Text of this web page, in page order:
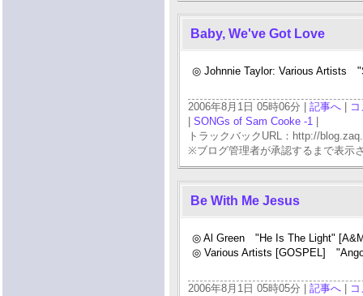
Baby, We've Got Love
◎ Johnnie Taylor: Various Artists
2006年8月1日 05時06分 | 記事へ
SONGs of Sam Cooke -1
トラックバックURL：http://
※ブログ管理者が承認するまで表示
Be With Me Jesus
◎ Al Green "He Is The Light"
◎ Various Artists [GOSPEL]
2006年8月1日 05時05分 | 記事へ